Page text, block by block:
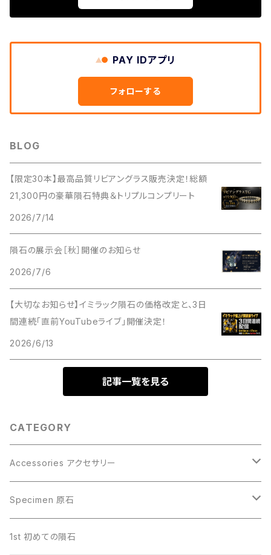
PAY IDアプリ
フォローする
BLOG
【限定30本】最高品質リビアングラス販売決定！総額
21,300円の豪華隕石特典＆トリプルコンプリート
2026/7/14
隕石の展示会［秋］開催のお知らせ
2026/7/6
【大切なお知らせ】イミラック隕石の価格改定と、3日
間連続「直前YouTubeライブ」開催決定！
2026/6/13
記事一覧を見る
CATEGORY
Accessories アクセサリー
Gibeon ギベオン
Aletai アルタイ
Specimen 原石
Gibeon ギベオン
1st 初めての隕石